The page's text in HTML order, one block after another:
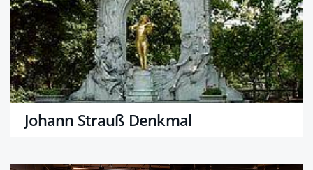
Johann Strauß Denkmal